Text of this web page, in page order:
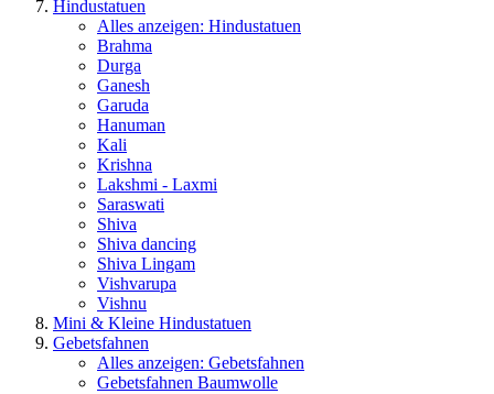
Hindustatuen
Alles anzeigen: Hindustatuen
Brahma
Durga
Ganesh
Garuda
Hanuman
Kali
Krishna
Lakshmi - Laxmi
Saraswati
Shiva
Shiva dancing
Shiva Lingam
Vishvarupa
Vishnu
Mini & Kleine Hindustatuen
Gebetsfahnen
Alles anzeigen: Gebetsfahnen
Gebetsfahnen Baumwolle